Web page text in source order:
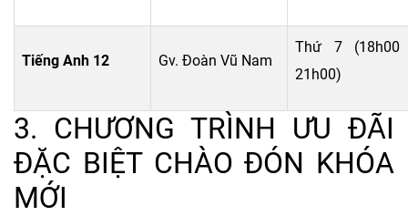
Tiếng Anh 12 Gv. Đoàn Vũ Nam
Thứ 7 (18h00
21h00)
3. CHƯƠNG TRÌNH ƯU ĐÃI
ĐẶC BIỆT CHÀO ĐÓN KHÓA
MỚI